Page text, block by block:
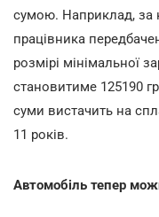
сумою. Наприклад, за
працівника
розмірі мінімальної
становитиме 125190
суми вистачить на
11 років.
Автомобіль тепер